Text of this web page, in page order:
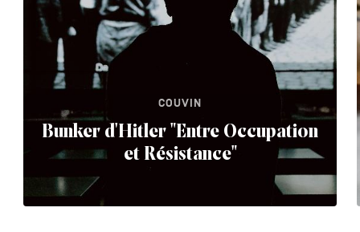
COUVIN
Bunker d'Hitler "Entre Occupation
et Résistance"